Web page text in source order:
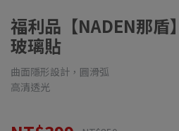
福利品【NADEN那盾
玻璃貼
曲面隱形設計，圓滑弧
高清透光